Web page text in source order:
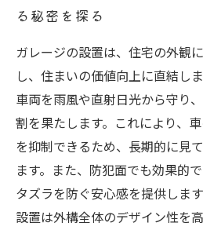
る秘密を探る
ガレージの設置は、住宅の外観
し、住まいの価値向上に直結し
車両を雨風や直射日光から守り
割を果たします。これにより、
を抑制できるため、長期的に見
ます。また、防犯面でも効果的
タズラを防ぐ安心感を提供しま
設置は外構全体のデザイン性を